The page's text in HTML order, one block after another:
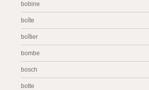
bobine
boîte
boîtier
bombe
bosch
botte